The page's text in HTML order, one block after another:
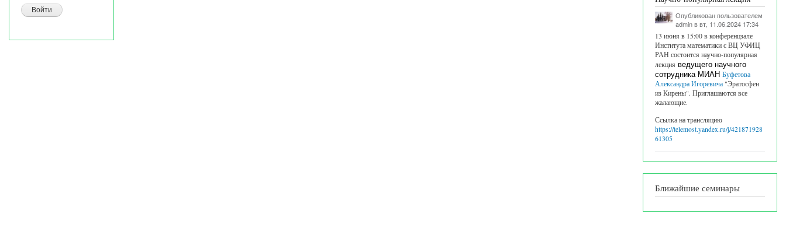
Опубликован пользователем
adminв вт, 11.06.2024 17:34
13 июня в 15:00 в конференцзале
Института математики с ВЦ УФИЦ
РАН состоится научно-популярная
лекция ведущего научного
сотрудника МИАН Буфетова
Александра Игоревича "Эратосфен
из Кирены". Приглашаются все
жалающие.
Ссылка на трансляцию
https://telemost.yandex.ru/j/421871928
61305
Ближайшие семинары